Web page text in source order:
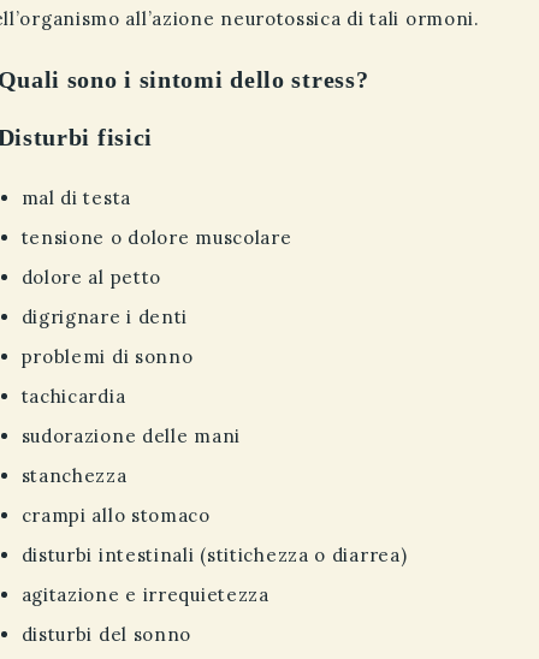
all’azione neurotossica di tali ormoni.
sono i sintomi dello stress?
fisici
mal di testa
tensione o dolore muscolare
dolore al petto
digrignare i denti
problemi di sonno
tachicardia
sudorazione delle mani
stanchezza
crampi allo stomaco
disturbi intestinali (stitichezza o diarrea)
agitazione e irrequietezza
disturbi del sonno